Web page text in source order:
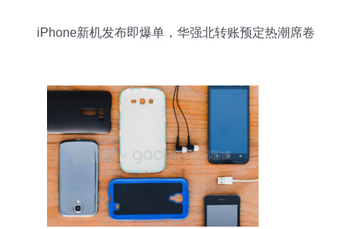
iPhone新机发布即爆单，华强北转账预定热潮席卷